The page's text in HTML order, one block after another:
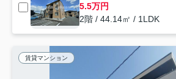
5.5万円
2階 / 44.14㎡ / 1LDK
賃貸マンション